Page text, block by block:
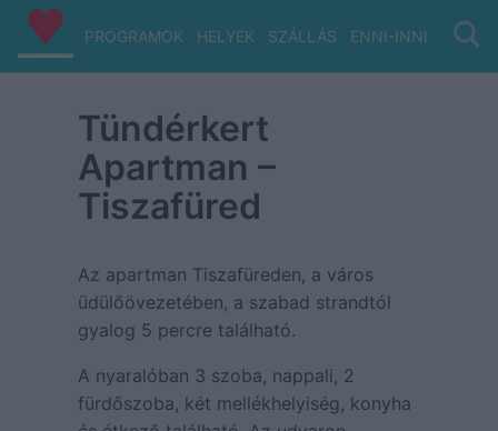
PROGRAMOK HELYEK SZÁLLÁS ENNI-INNI VIZ/
Tündérkert
Apartman –
Tiszafüred
Az apartman Tiszafüreden, a város
üdülőövezetében, a szabad strandtól
gyalog 5 percre található.
A nyaralóban 3 szoba, nappali, 2
fürdőszoba, két mellékhelyiség, konyha